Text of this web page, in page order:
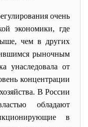
очень
экономики, где
чем в других
рыночным
унаследовала от
концентрации
В России
обладают
в